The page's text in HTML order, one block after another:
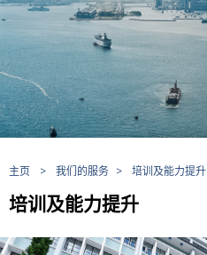
主页 > 我们的服务 > 培训及能力提升
培训及能力提升